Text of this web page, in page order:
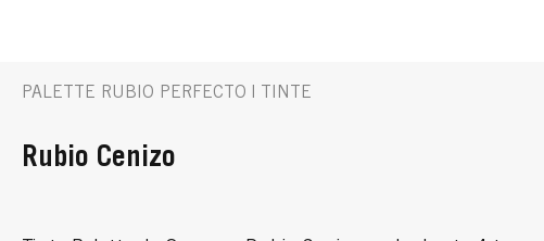
PALETTE RUBIO PERFECTO | TINTE
Rubio Cenizo